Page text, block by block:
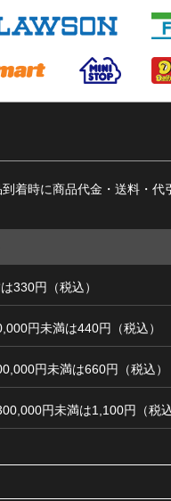
着時に商品代金・送料・代
330円（税込）
円未満は440円（税込）
円未満は660円（税込）
円未満は1,100円（税込